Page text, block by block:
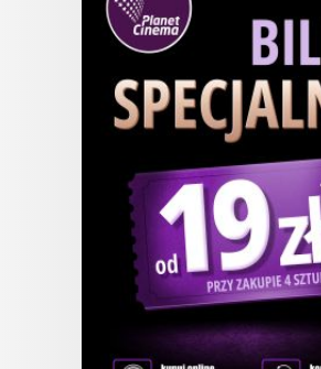
ZOBACZ WIĘCEJ